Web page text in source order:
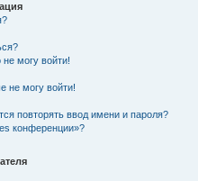
не могу войти!
не могу войти!
повторять ввод имени и пароля?
конференции»?